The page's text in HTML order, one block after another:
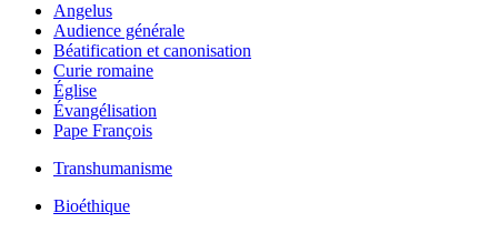
Angelus
Audience générale
Béatification et canonisation
Curie romaine
Église
Évangélisation
Pape François
Transhumanisme
Bioéthique